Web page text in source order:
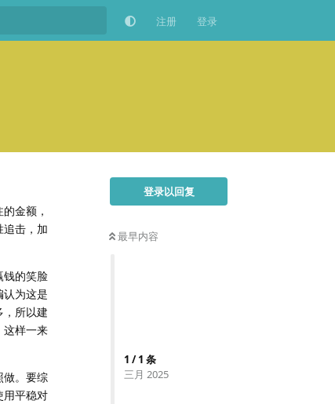
注册 登录
登录以回复
最早内容
1 /1 条
三月 2025
金额，
击，加
钱的笑脸
为这是
所以建
这样一来
做。要综
用平稳对